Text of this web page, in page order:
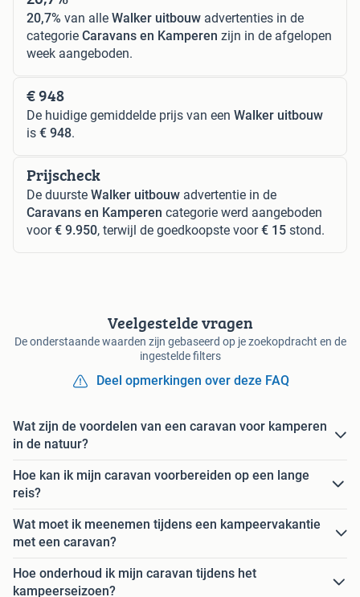
20,7% van alle Walker uitbouw advertenties in de
categorie Caravans en Kamperen zijn in de afgelopen
week aangeboden.
€ 948
De huidige gemiddelde prijs van een Walker uitbouw
is € 948.
Prijscheck
De duurste Walker uitbouw advertentie in de
Caravans en Kamperen categorie werd aangeboden
voor€ 9.950, terwijl de goedkoopste voor€ 15 stond.
Veelgestelde vragen
De onderstaande waarden zijn gebaseerd op je zoekopdracht en de
ingestelde filters
Deel opmerkingen over deze FAQ
Wat zijn de voordelen van een caravan voor kamperen
in de natuur?
Hoe kan ik mijn caravan voorbereiden op een lange
reis?
Wat moet ik meenemen tijdens een kampeervakantie
met een caravan?
Hoe onderhoud ik mijn caravan tijdens het
kampeerseizoen?